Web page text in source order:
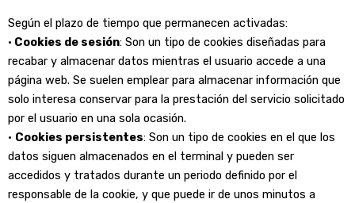
Según el plazo de tiempo que permanecen activadas:
• Cookies de sesión: Son un tipo de cookies diseñadas para
recabar y almacenar datos mientras el usuario accede a una
página web. Se suelen emplear para almacenar información que
solo interesa conservar para la prestación del servicio solicitado
por el usuario en una sola ocasión.
• Cookies persistentes: Son un tipo de cookies en el que los
datos siguen almacenados en el terminal y pueden ser
accedidos y tratados durante un periodo definido por el
responsable de la cookie, y que puede ir de unos minutos a